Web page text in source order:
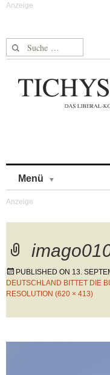
Suche nach:
Menü
PUBLISHED ON 13.
DEUTSCHLAND BITTET DIE
RESOLUTION (620 × 413)